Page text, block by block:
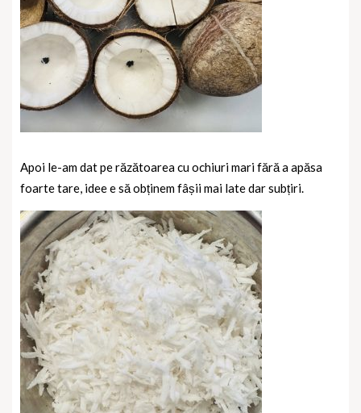
Apoi le-am dat pe răzătoarea cu ochiuri mari fără a apăsa
foarte tare, idee e să obținem fâșii mai late dar subțiri.